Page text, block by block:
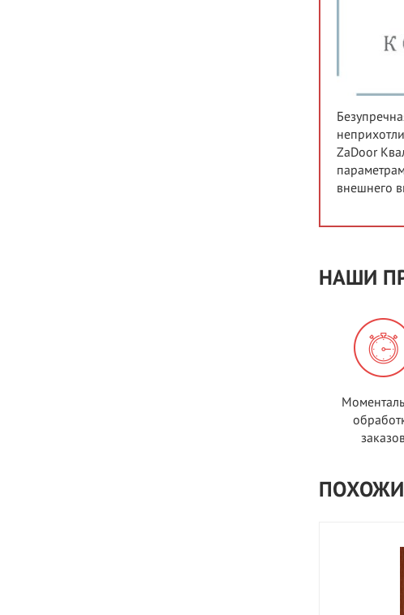
ZaDoor
внешнего
НАШИ
заказов